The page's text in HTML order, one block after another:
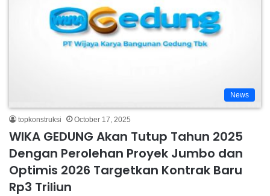
News
topkonstruksi October 17, 2025
WIKA GEDUNG Akan Tutup Tahun 2025
Dengan Perolehan Proyek Jumbo dan
Optimis 2026 Targetkan Kontrak Baru
Rp3 Triliun